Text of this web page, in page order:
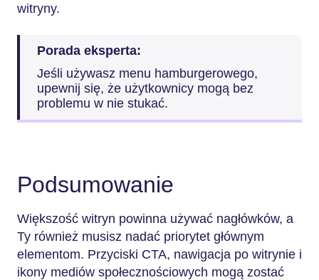
witryny.
Porada eksperta:
Jeśli używasz menu hamburgerowego,
upewnij się, że użytkownicy mogą bez
problemu w nie stukać.
Podsumowanie
Większość witryn powinna używać nagłówków, a
Ty również musisz nadać priorytet głównym
elementom. Przyciski CTA, nawigacja po witrynie i
ikony mediów społecznościowych mogą zostać